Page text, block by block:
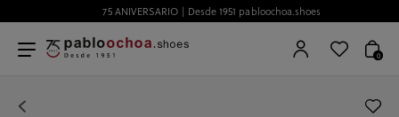
75 ANIVERSARIO | Desde 1951 pabloochoa.shoes
0